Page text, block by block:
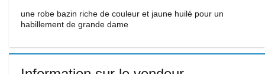
une robe bazin riche de couleur et jaune huilé pour un
habillement de grande dame